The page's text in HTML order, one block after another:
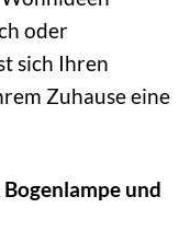
oder
sich Ihren
Zuhause eine
und